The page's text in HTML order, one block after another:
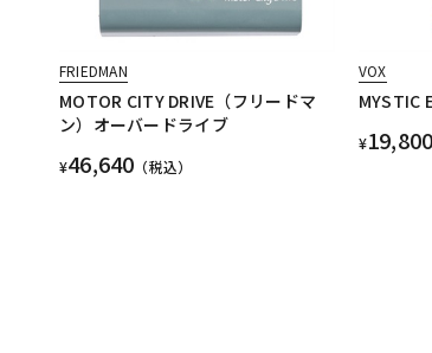
FRIEDMAN
MOTOR CITY DRIVE（フリードマ
ン）オーバードライブ
¥46,640 （税込）
VOX
MYSTIC
¥19,800